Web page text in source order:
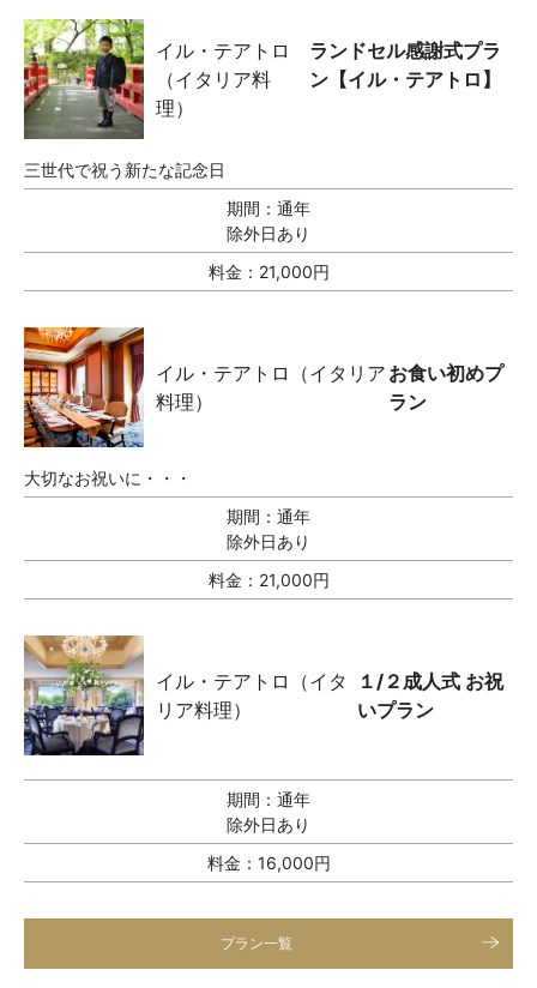
イル・テアトロ
（イタリア料
理）
ランドセル感謝式プラ
ン【イル・テアトロ】
三世代で祝う新たな記念日
期間： 通年
除外日あり
料金： 21,000円
イル・テアトロ（イタリア
料理）
お食い初めプ
ラン
大切なお祝いに・・・
期間： 通年
除外日あり
料金： 21,000円
イル・テアトロ（イタ
リア料理）
１/２成人式 お祝
いプラン
期間： 通年
除外日あり
料金： 16,000円
プラン一覧